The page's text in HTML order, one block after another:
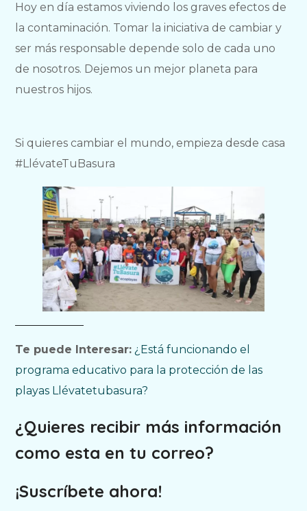
Hoy en día estamos viviendo los graves efectos de
la contaminación. Tomar la iniciativa de cambiar y
ser más responsable depende solo de cada uno
de nosotros. Dejemos un mejor planeta para
nuestros hijos.
Si quieres cambiar el mundo, empieza desde casa
#LlévateTuBasura
Te puede Interesar: ¿Está funcionando el
programa educativo para la protección de las
playas Llévatetubasura?
¿Quieres recibir más información
como esta en tu correo?
¡Suscríbete ahora!